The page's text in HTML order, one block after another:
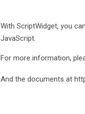
With ScriptWidget, you
JavaScript.
For more information,
And the documents at